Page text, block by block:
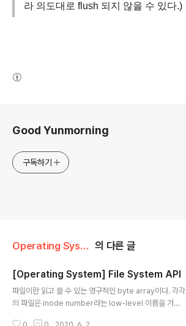
라 의도대로 flush 되지 않을 수 있다.)
Good Yunmorning
구독하기
Operating System 의 다른 글
[Operating System] File System API
파일이란 읽고 쓸 수 있는 영구적인 byte array이다. 각각
의 파일은 inode number라는 low-level 이름을 가지